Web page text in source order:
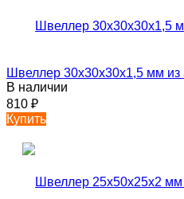
Швеллер 30х30х30х1,5 мм
В наличии
810 ₽
Купить